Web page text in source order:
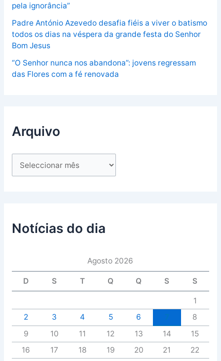
pela ignorância”
Padre António Azevedo desafia fiéis a viver o batismo
todos os dias na véspera da grande festa do Senhor
Bom Jesus
“O Senhor nunca nos abandona”: jovens regressam
das Flores com a fé renovada
Arquivo
Notícias do dia
Agosto 2026
D S T Q Q S S
1
2
3 4 5 6
8
9
10 11 12 13 14
15
16
17 18 19 20 21
22